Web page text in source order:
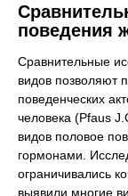
поведения
Сравнительные
видов позволяют
поведенческих
человека (Pfaus
видов половое
гормонами.
ограничивались
выявили многие